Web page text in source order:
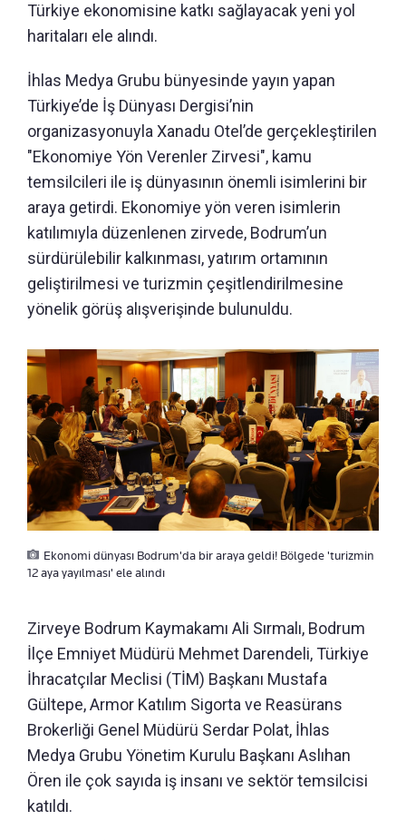
Türkiye ekonomisine katkı sağlayacak yeni yol
haritaları ele alındı.
İhlas Medya Grubu bünyesinde yayın yapan
Türkiye’de İş Dünyası Dergisi’nin
organizasyonuyla Xanadu Otel’de gerçekleştirilen
"Ekonomiye Yön Verenler Zirvesi", kamu
temsilcileri ile iş dünyasının önemli isimlerini bir
araya getirdi. Ekonomiye yön veren isimlerin
katılımıyla düzenlenen zirvede, Bodrum’un
sürdürülebilir kalkınması, yatırım ortamının
geliştirilmesi ve turizmin çeşitlendirilmesine
yönelik görüş alışverişinde bulunuldu.
Ekonomi dünyası Bodrum'da bir araya geldi! Bölgede 'turizmin
12 aya yayılması' ele alındı
Zirveye Bodrum Kaymakamı Ali Sırmalı, Bodrum
İlçe Emniyet Müdürü Mehmet Darendeli, Türkiye
İhracatçılar Meclisi (TİM) Başkanı Mustafa
Gültepe, Armor Katılım Sigorta ve Reasürans
Brokerliği Genel Müdürü Serdar Polat, İhlas
Medya Grubu Yönetim Kurulu Başkanı Aslıhan
Ören ile çok sayıda iş insanı ve sektör temsilcisi
katıldı.